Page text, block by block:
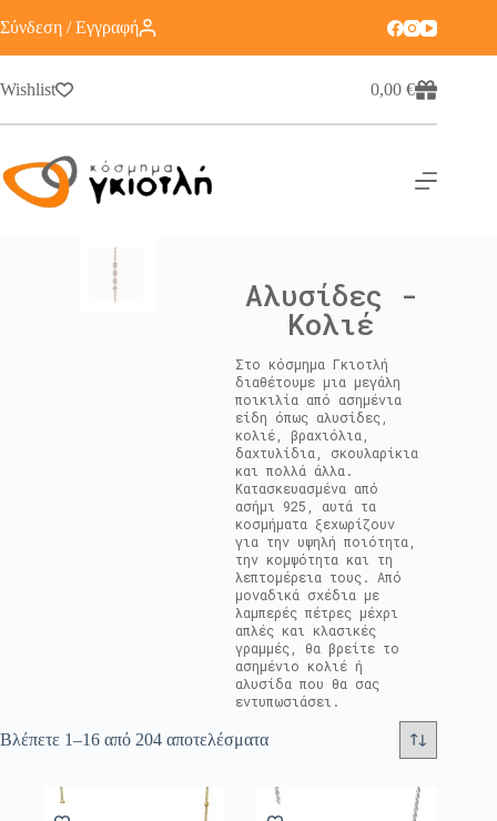
Σύνδεση / Εγγραφή
Wishlist 0,00€
Αλυσίδες -
Κολιέ
Στο κόσμημα Γκιοτλή
διαθέτουμε μια μεγάλη
ποικιλία από ασημένια
είδη όπως αλυσίδες,
κολιέ, βραχιόλια,
δαχτυλίδια, σκουλαρίκια
και πολλά άλλα.
Κατασκευασμένα από
ασήμι 925, αυτά τα
κοσμήματα ξεχωρίζουν
για την υψηλή ποιότητα,
την κομψότητα και τη
λεπτομέρεια τους. Από
μοναδικά σχέδια με
λαμπερές πέτρες μέχρι
απλές και κλασικές
γραμμές, θα βρείτε το
ασημένιο κολιέ ή
αλυσίδα που θα σας
εντυπωσιάσει.
Βλέπετε 1–16 από 204 αποτελέσματα